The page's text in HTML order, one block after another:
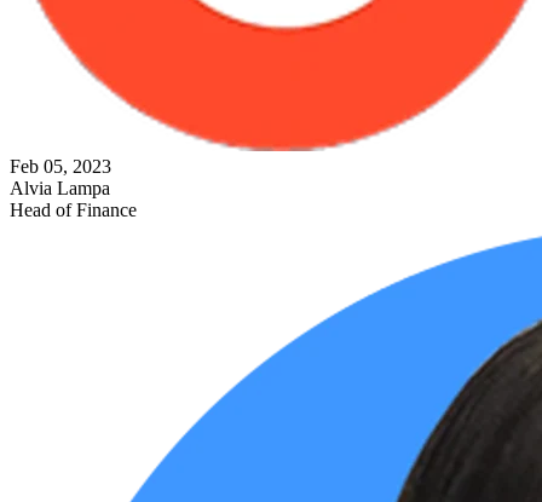
Feb 05, 2023
Alvia Lampa
Head of Finance